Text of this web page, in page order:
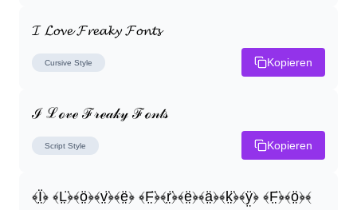
𝓘 𝓛𝓸𝓿𝓮 𝓕𝓻𝓮𝓪𝓴𝔂 𝓕𝓸𝓷𝓽𝓼
Cursive Style Kopieren
ℐ ℒℴ𝓋ℯ ℱ𝓇ℯ𝒶𝓀𝓎 ℱℴ𝓃𝓉𝓈
Script Style Kopieren
﴾Ï̤﴿ ﴾L̤̈﴿﴾ö̤﴿﴾v̤̈﴿﴾ë̤﴿ ﴾F̤̈﴿﴾r̤̈﴿﴾ë̤﴿﴾ä̤﴿﴾k̤̈﴿﴾ÿ̤﴿ ﴾F̤̈﴿﴾ö̤﴿﴾